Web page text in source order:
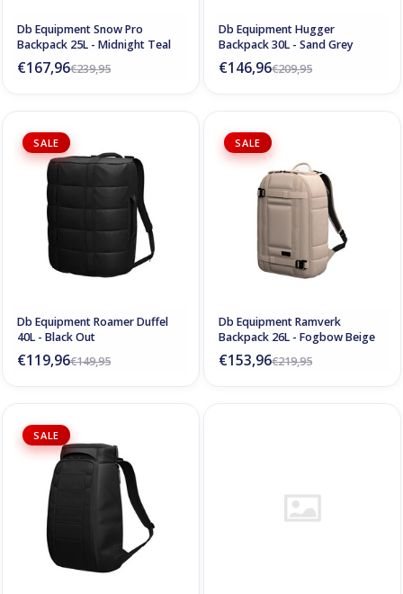
Db Equipment Snow Pro
Backpack 25L - Midnight Teal
€239,95
€167,96
Db Equipment Hugger
Backpack 30L - Sand Grey
€209,95
€146,96
SALE
Db Equipment Roamer Duffel
40L - Black Out
€149,95
€119,96
SALE
Db Equipment Ramverk
Backpack 26L - Fogbow Beige
€219,95
€153,96
SALE